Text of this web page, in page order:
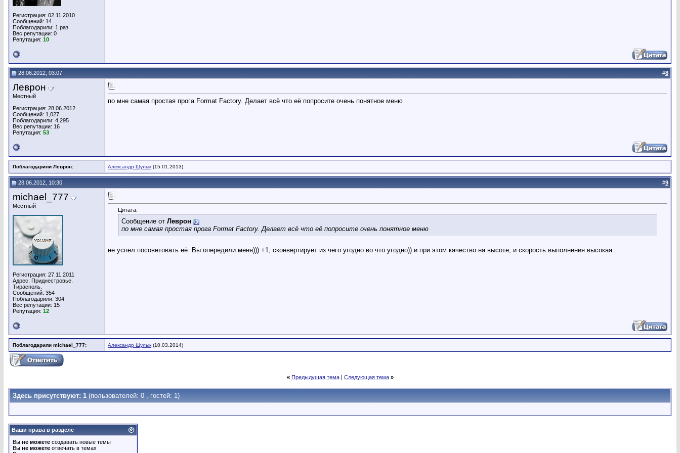
Регистрация: 02.11.2010
Сообщений: 14
Поблагодарили: 1 раз
Вес репутации: 0
Репутация: 10
28.06.2012, 03:07 #8
Леврон
Местный
Регистрация: 28.06.2012
Сообщений: 1,027
Поблагодарили: 4,295
Вес репутации: 16
Репутация: 53
по мне самая простая прога Format Factory. Делает всё что её попросите очень понятное меню
Поблагодарили Леврон: Александр Шулык (15.01.2013)
28.06.2012, 10:30 #9
michael_777
Местный
Регистрация: 27.11.2011
Адрес: Приднестровье.
Тирасполь.
Сообщений: 354
Поблагодарили: 304
Вес репутации: 15
Репутация: 12
Цитата:
Сообщение от Леврон
по мне самая простая прога Format Factory. Делает всё что её попросите очень понятное меню
не успел посоветовать её. Вы опередили меня))) +1, сконвертирует из чего угодно во что угодно)) и при этом качество на высоте, и скорость выполнения высокая..
Поблагодарили michael_777: Александр Шулык (10.03.2014)
« Предыдущая тема| Следующая тема »
Здесь присутствуют: 1 (пользователей: 0 , гостей: 1)
Ваши права в разделе
Вы не можете создавать новые темы
Вы не можете отвечать в темах